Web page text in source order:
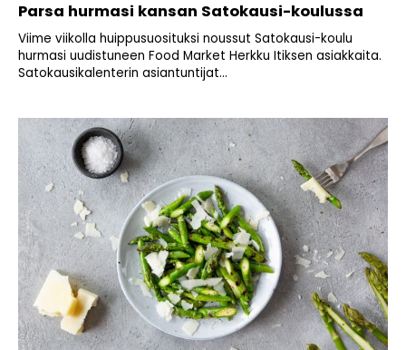
Parsa hurmasi kansan Satokausi-koulussa
Viime viikolla huippusuosituksi noussut Satokausi-koulu
hurmasi uudistuneen Food Market Herkku Itiksen asiakkaita.
Satokausikalenterin asiantuntijat...